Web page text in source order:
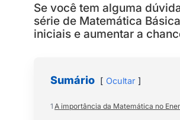
Se você tem alguma
série de Matemática
iniciais e aumentar a
Sumário Ocultar
1 A importância da Matemática no